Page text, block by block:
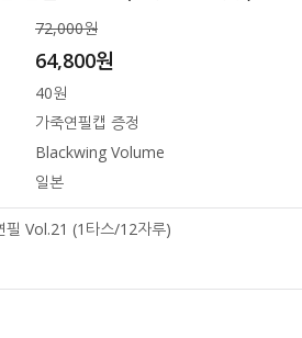
72,000원
64,800원
40원
가죽연필캡 증정
Blackwing Volume
일본
필 Vol.21 (1타스/12자루)